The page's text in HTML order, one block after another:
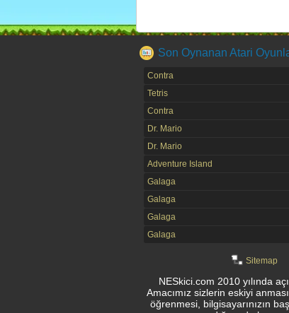
Son Oynanan Atari
Contra
Tetris
Contra
Dr. Mario
Dr. Mario
Adventure Island
Galaga
Galaga
Galaga
Galaga
Sitemap
NESkici.com 2010 yılında
Amacımız sizlerin eskiyi
öğrenmesi, bilgisayarınızın